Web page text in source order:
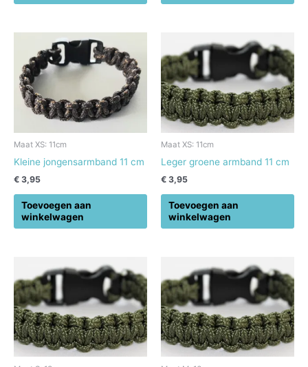
Maat XS: 11cm
Kleine jongensarmband 11 cm
€ 3,95
Toevoegen aan
winkelwagen
Maat XS: 11cm
Leger groene armband 11 cm
€ 3,95
Toevoegen aan
winkelwagen